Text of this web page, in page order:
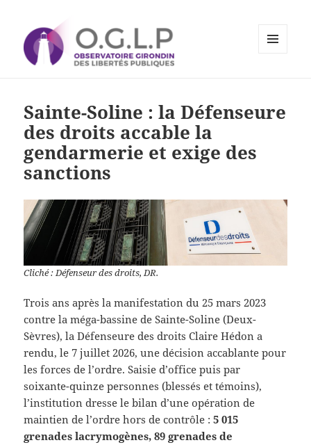
Libertés Publiques
Sainte-Soline : la Défenseure
des droits accable la
gendarmerie et exige des
sanctions
Cliché : Défenseur des droits, DR.
Trois ans après la manifestation du 25 mars 2023
contre la méga-bassine de Sainte-Soline (Deux-
Sèvres), la Défenseure des droits Claire Hédon a
rendu, le 7 juillet 2026, une décision accablante pour
les forces de l’ordre. Saisie d’office puis par
soixante-quinze personnes (blessés et témoins),
l’institution dresse le bilan d’une opération de
maintien de l’ordre hors de contrôle :5 015
grenades lacrymogènes, 89 grenades de